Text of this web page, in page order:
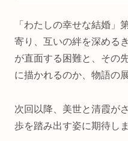
「わたしの幸せな結婚」
寄り、互いの絆を深める
が直面する困難と、その
に描かれるのか、物語の
次回以降、美世と清霞が
歩を踏み出す姿に期待し